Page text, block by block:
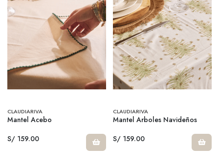
CLAUDIARIVA
Mantel Acebo
S/ 159.00
CLAUDIARIVA
Mantel Arboles Navideños
S/ 159.00